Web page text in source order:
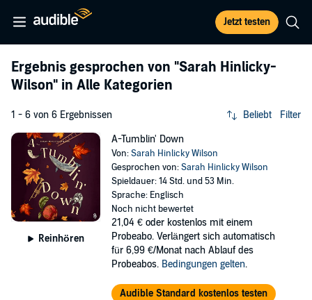
Jetzt testen
Ergebnis gesprochen von "Sarah Hinlicky-
Wilson" in Alle Kategorien
1 - 6 von 6 Ergebnissen Beliebt Filter
Reinhören
A-Tumblin' Down
Von:Sarah Hinlicky Wilson
Gesprochen von:Sarah Hinlicky Wilson
Spieldauer: 14 Std. und 53 Min.
Sprache: Englisch
Noch nicht bewertet
21,04 € oder kostenlos mit einem
Probeabo. Verlängert sich automatisch
für 6,99 €/Monat nach Ablauf des
Probeabos. Bedingungen gelten.
Audible Standard kostenlos testen